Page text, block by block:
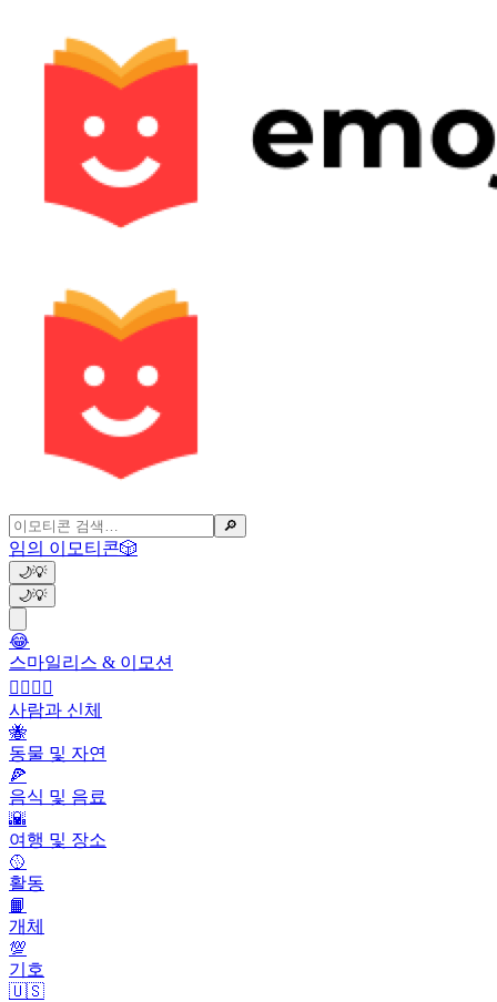
🔎
임의 이모티콘🎲
🌙💡
🌙💡
😂
스마일리스 & 이모션
👩‍❤️‍💋‍👨
사람과 신체
🐝
동물 및 자연
🍕
음식 및 음료
🌇
여행 및 장소
🥎
활동
📙
개체
💯
기호
🇺🇸